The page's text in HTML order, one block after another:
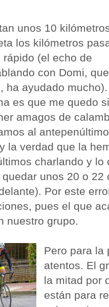
unos 10
los kilómetros
(el echo de
con Domi,
ha ayudado
es que me quedo
amagos de
al
la verdad que la
charlando y
unos 20 o
Por este
pues el que
nuestro grupo.
Pero para la
atentos. El
la mitad por
están para